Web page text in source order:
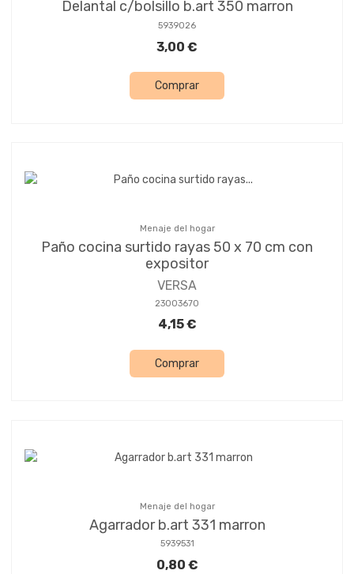
Delantal c/bolsillo b.art 350 marron
5939026
3,00 €
Comprar
Menaje del hogar
Paño cocina surtido rayas 50 x 70 cm con
expositor
VERSA
23003670
4,15 €
Comprar
Menaje del hogar
Agarrador b.art 331 marron
5939531
0,80 €